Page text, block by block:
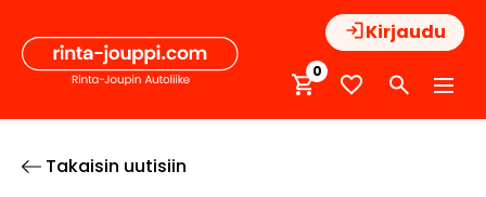
sisältöön
Kirjaudu
0
Takaisin uutisiin